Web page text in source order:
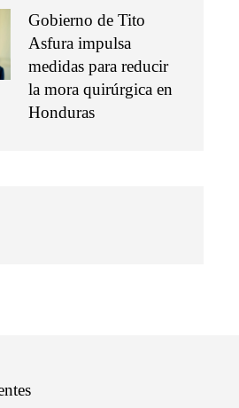
Gobierno de Tito
Asfura impulsa
medidas para reducir
la mora quirúrgica en
Honduras